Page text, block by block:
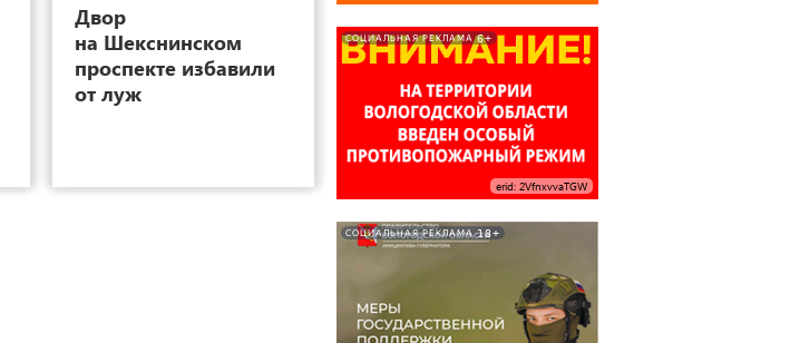
Двор
на Шекснинском
проспекте избавили
от луж
СОЦИАЛЬНАЯ РЕКЛАМА 6+
erid: 2VfnxvvaTGW
СОЦИАЛЬНАЯ РЕКЛАМА 18+